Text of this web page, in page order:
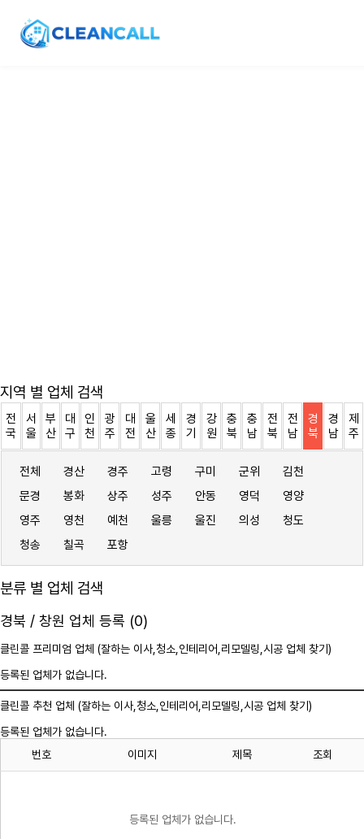
지역 별 업체 검색
전
국
서
울
부
산
대
구
인
천
광
주
대
전
울
산
세
종
경
기
강
원
충
북
충
남
전
북
전
남
경
북
경
남
제
주
전체 경산 경주 고령 구미 군위
김천
문경
봉화 상주 성주 안동 영덕
영양
영주
영천 예천 울릉 울진 의성
청도
청송
칠곡 포항
분류 별 업체 검색
경북 / 창원 업체 등록 (0)
클린콜 프리미엄 업체 (잘하는 이사, 청소 ,인테리어,리모델링,시공 업체 찾기)
등록된 업체가 없습니다.
클린콜 추천 업체 (잘하는 이사, 청소 ,인테리어,리모델링,시공 업체 찾기)
등록된 업체가 없습니다.
번호
이미지 제목 조회
등록된 업체가 없습니다.